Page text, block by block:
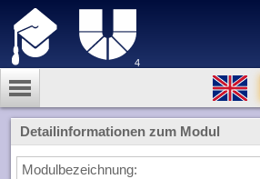
4
Detailinformationen zum Modul
Modulbezeichnung: